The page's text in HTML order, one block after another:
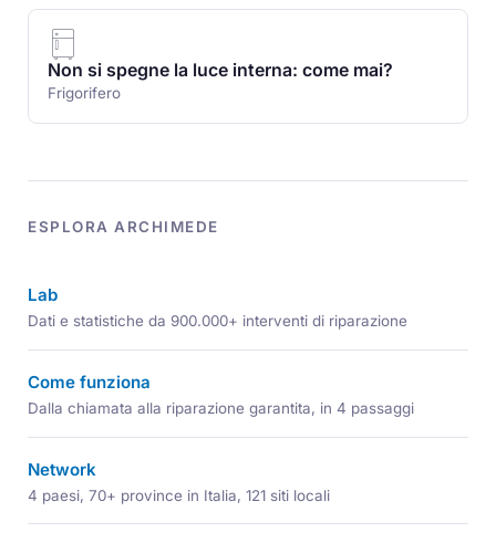
Non si spegne la luce interna: come mai?
Frigorifero
ESPLORA ARCHIMEDE
Lab
Dati e statistiche da 900.000+ interventi di riparazione
Come funziona
Dalla chiamata alla riparazione garantita, in 4 passaggi
Network
4 paesi, 70+ province in Italia, 121 siti locali